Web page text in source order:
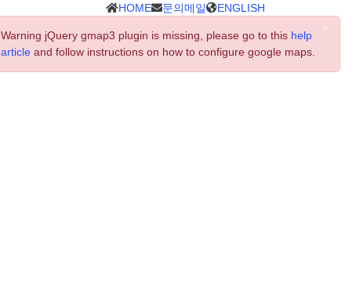
HOME 문의메일 ENGLISH
Warning jQuery gmap3 plugin is missing, please go to this help
article and follow instructions on how to configure google maps.